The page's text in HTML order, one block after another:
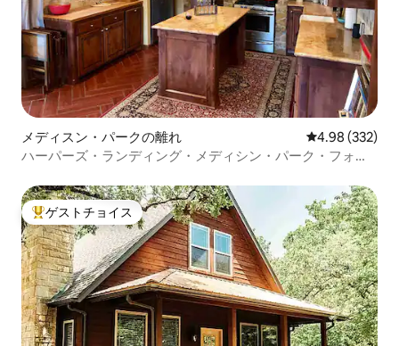
メディスン・パークの離れ レビュー332
4.98 (332)
ハーパーズ・ランディング・メディシン・パーク・フォー
大好評のゲストチョイスです。
ゲストチョイス